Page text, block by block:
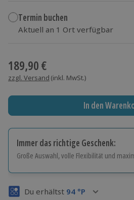
Termin buchen
Aktuell an 1 Ort verfügbar
189,90 €
zzgl. Versand (inkl. MwSt.)
In den
Immer das richtige Geschenk:
Große Auswahl, volle Flexibilität und
Volle Flexibilität
Du erhältst 94 °P